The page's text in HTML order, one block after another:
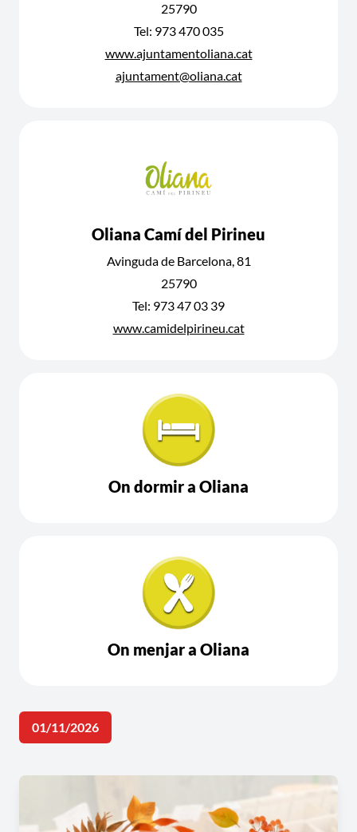
25790
Tel: 973 470 035
www.ajuntamentoliana.cat
ajuntament@oliana.cat
Oliana Camí del Pirineu
Avinguda de Barcelona, 81
25790
Tel: 973 47 03 39
www.camidelpirineu.cat
On dormir a Oliana
On menjar a Oliana
01/11/2026